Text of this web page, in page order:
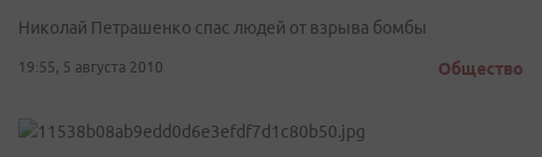
Николай Петрашенко спас людей от взрыва бомбы
19:55, 5 августа 2010 Общество